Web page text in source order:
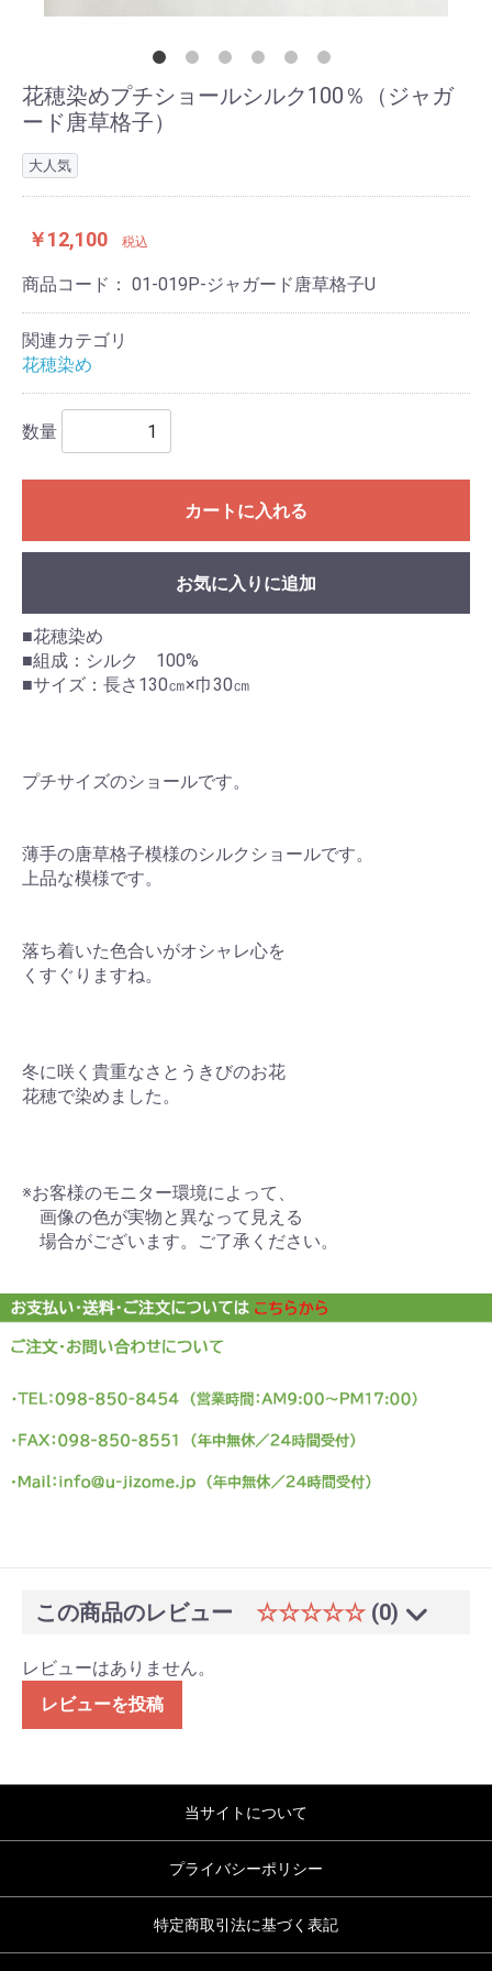
花穂染めプチショールシルク100％（ジャガ
ード唐草格子）
大人気
￥12,100 税込
商品コード： 01-019P-ジャガード唐草格子U
関連カテゴリ
花穂染め
数量
カートに入れる
お気に入りに追加
■花穂染め
■組成：シルク 100%
■サイズ：長さ130㎝×巾30㎝
プチサイズのショールです。
薄手の唐草格子模様のシルクショールです。
上品な模様です。
落ち着いた色合いがオシャレ心を
くすぐりますね。
冬に咲く貴重なさとうきびのお花
花穂で染めました。
※お客様のモニター環境によって、
画像の色が実物と異なって見える
場合がございます。ご了承ください。
この商品のレビュー ☆☆☆☆☆ (0)
レビューはありません。
レビューを投稿
当サイトについて
プライバシーポリシー
特定商取引法に基づく表記